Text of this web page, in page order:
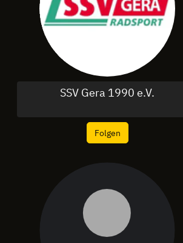
SSV Gera 1990 e.V.
Folgen